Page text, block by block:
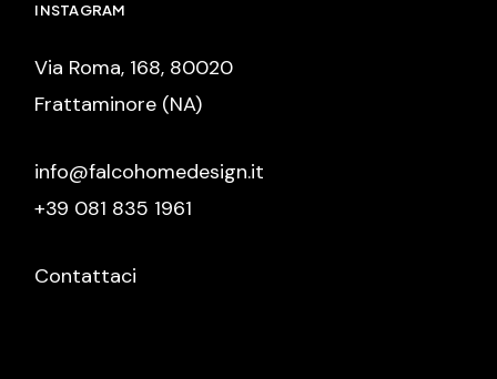
INSTAGRAM
Via Roma, 168, 80020
Frattaminore (NA)
info@falcohomedesign.it
+39 081 835 1961
Contattaci